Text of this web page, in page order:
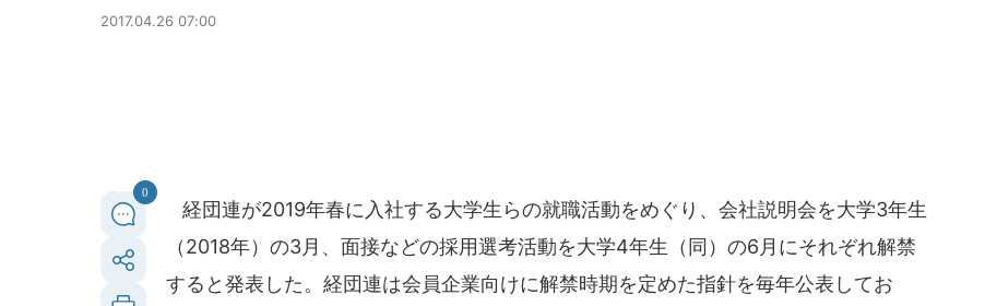
2017.04.26 07:00
0
経団連が2019年春に入社する大学生らの就職活動をめぐり、会社説明会を大学3年生
（2018年）の3月、面接などの採用選考活動を大学4年生（同）の6月にそれぞれ解禁
すると発表した。経団連は会員企業向けに解禁時期を定めた指針を毎年公表してお